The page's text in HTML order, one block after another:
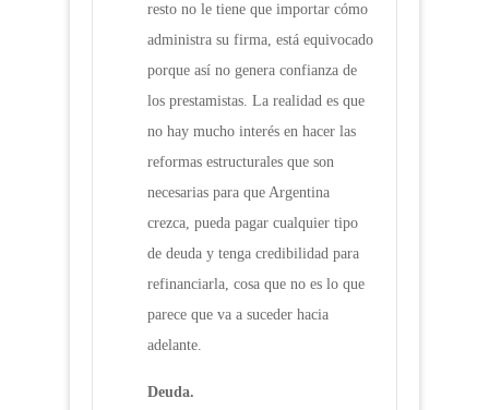
resto no le tiene que importar cómo
administra su firma, está equivocado
porque así no genera confianza de
los prestamistas. La realidad es que
no hay mucho interés en hacer las
reformas estructurales que son
necesarias para que Argentina
crezca, pueda pagar cualquier tipo
de deuda y tenga credibilidad para
refinanciarla, cosa que no es lo que
parece que va a suceder hacia
adelante.
Deuda.